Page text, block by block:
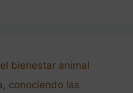
bienestar animal
conociendo las